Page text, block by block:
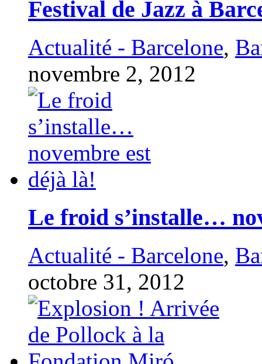
Festival de Jazz à
Actualité - Barcelone,
novembre 2, 2012
Le froid s’installe…
Actualité - Barcelone,
octobre 31, 2012